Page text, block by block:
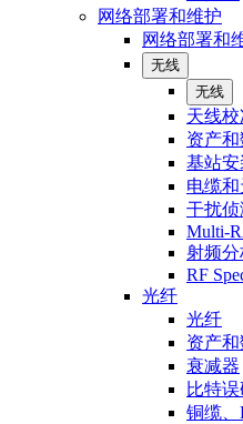
网络部署和维护
网络部署和
无线
无线
天线校
资产
基站
电缆
干扰侦
Multi-
射频分
RF
光纤
光纤
资产
衰减器
比特
铜缆